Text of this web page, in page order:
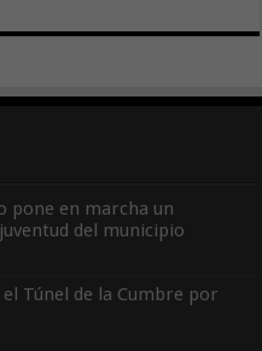
pone en marcha un
del municipio
Túnel de la Cumbre por